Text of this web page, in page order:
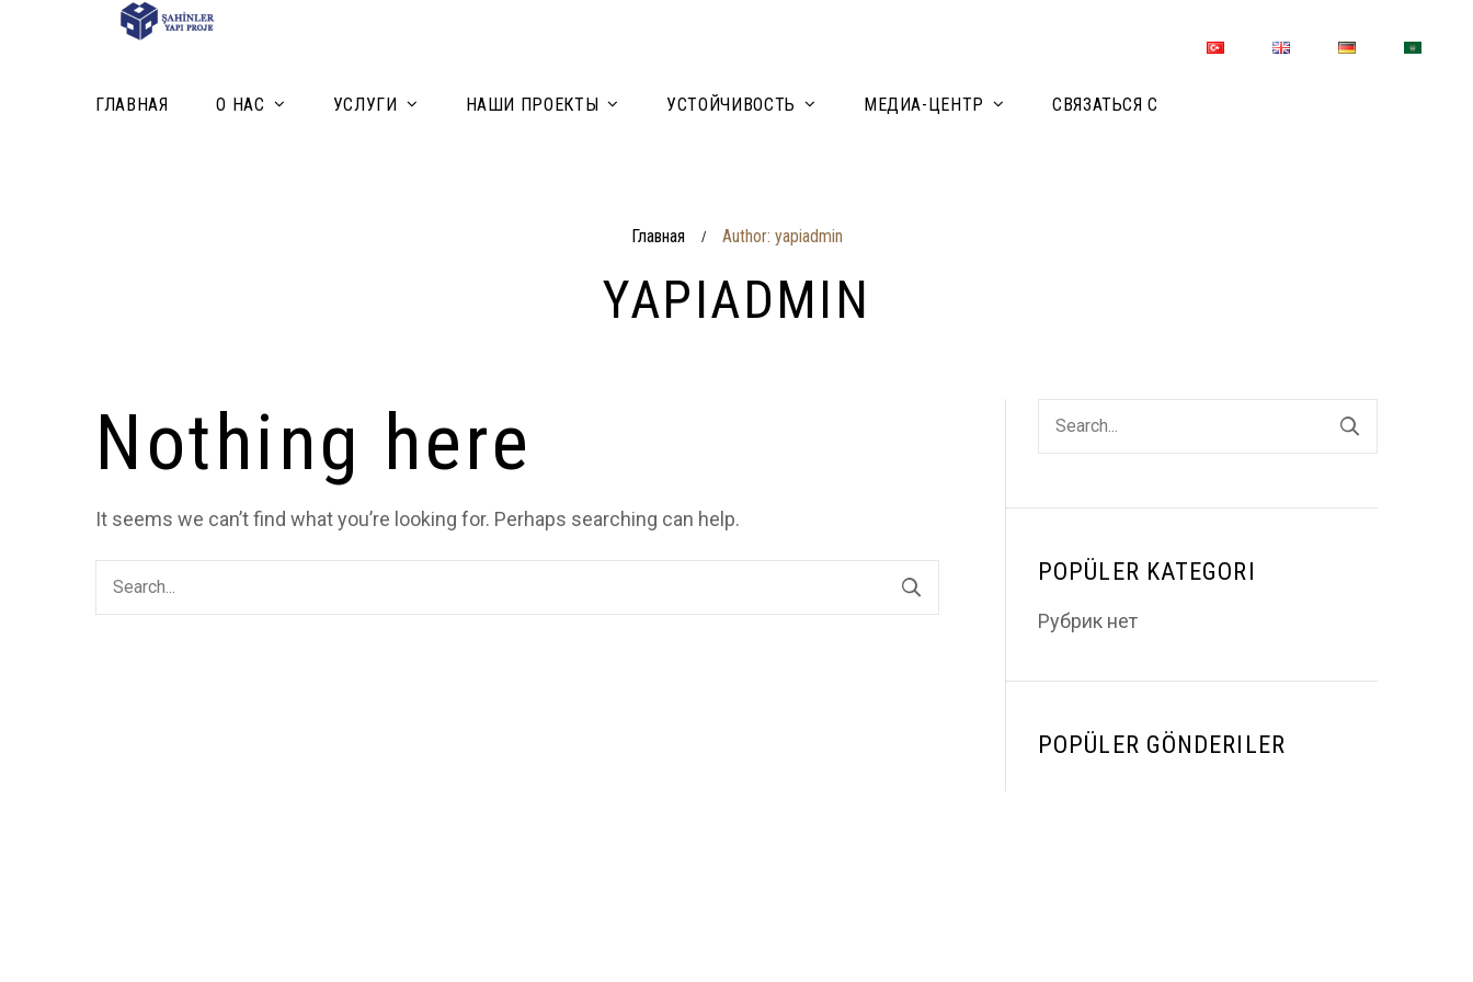
ГЛАВНАЯ О НАС УСЛУГИ НАШИ ПРОЕКТЫ УСТОЙЧИВОСТЬ МЕДИА-ЦЕНТР СВЯЗАТЬСЯ С
Главная / Author: yapiadmin
YAPIADMIN
Nothing here
It seems we can’t find what you’re looking for. Perhaps searching can help.
POPÜLER KATEGORI
Рубрик нет
POPÜLER GÖNDERILER